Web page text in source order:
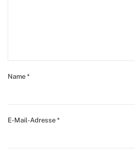
Name *
E-Mail-Adresse *